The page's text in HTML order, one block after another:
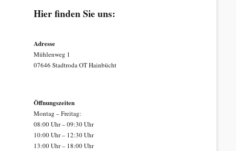
Hier finden Sie uns:
Adresse
Mühlenweg 1
07646 Stadtroda OT Hainbücht
Öffnungszeiten
Montag – Freitag:
08:00 Uhr – 09:30 Uhr
10:00 Uhr – 12:30 Uhr
13:00 Uhr – 18:00 Uhr